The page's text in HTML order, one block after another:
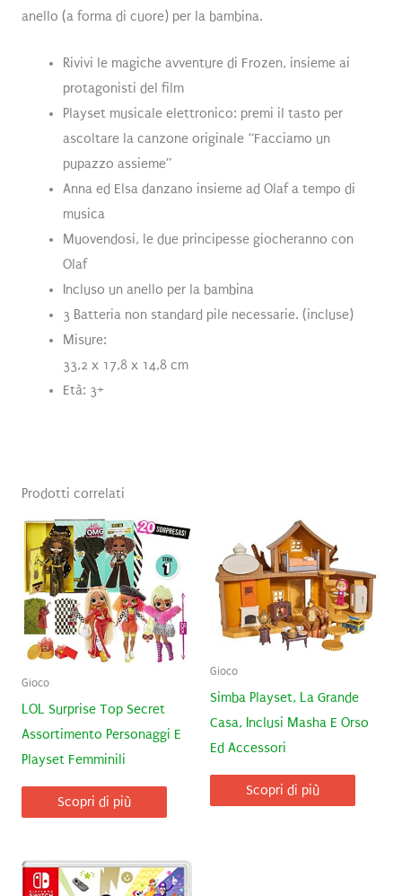
anello (a forma di cuore) per la bambina.
Rivivi le magiche avventure di Frozen, insieme ai
protagonisti del film
Playset musicale elettronico: premi il tasto per
ascoltare la canzone originale “Facciamo un
pupazzo assieme”
Anna ed Elsa danzano insieme ad Olaf a tempo di
musica
Muovendosi, le due principesse giocheranno con
Olaf
Incluso un anello per la bambina
3 Batteria non standard pile necessarie. (incluse)
Misure:
33,2 x 17,8 x 14,8 cm
Età: 3+
Prodotti correlati
Gioco
LOL Surprise Top Secret
Assortimento Personaggi E
Playset Femminili
Scopri di più
Gioco
Simba Playset, La Grande
Casa, Inclusi Masha E Orso
Ed Accessori
Scopri di più